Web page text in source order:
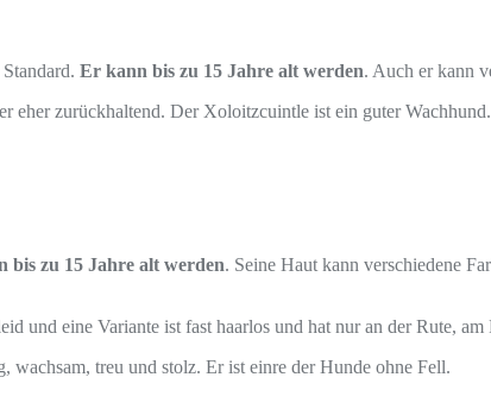
Er kann bis zu 15 Jahre alt werden. Auch er kann
eher zurückhaltend. Der Xoloitzcuintle ist ein guter
bis zu 15 Jahre alt werden. Seine Haut kann verschiedene
und eine Variante ist fast haarlos und hat nur an der Rute,
wachsam, treu und stolz. Er ist einre der Hunde ohne Fell.